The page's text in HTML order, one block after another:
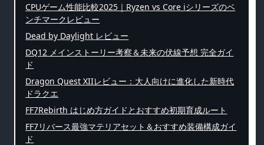
CPUゲーム性能比較2025｜Ryzen vs Core iシリーズのベ
ンチマークレビュー
Dead by Daylight レビュー
DQ12 メインストーリー考察＆未来の伏線予想 完全ガイ
ド
Dragon Quest XIIレビュー：大人向けに進化した新時代
ドラクエ
FF7Rebirth はじめ方ガイドとおすすめ初期育成ルート
FF7リバース最強マテリアセット＆おすすめ装備構成ガイ
ド